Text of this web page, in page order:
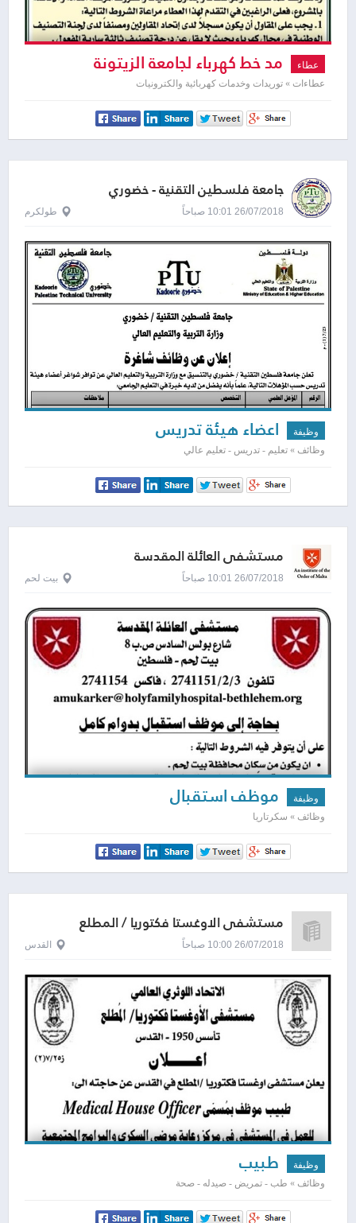
عطاء مد خط كهرباء لجامعة الزيتونة
عطاءات » توريدات وخدمات كهربائية والكترونيات
جامعة فلسطين التقنية - خضوري
26/07/2018 10:01 صباحاً طولكرم
وظيفة اعضاء هيئة تدريس
وظائف » تعليم - تدريس - تعليم عالي
مستشفى العائلة المقدسة
26/07/2018 10:01 صباحاً بيت لحم
وظيفة موظف استقبال
وظائف » سكرتاريا
مستشفى الاوغستا فكتوريا / المطلع
26/07/2018 10:00 صباحاً القدس
وظيفة طبيب
وظائف » طب - تمريض - صيدله - صحة